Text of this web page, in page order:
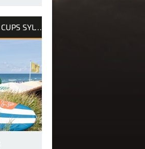
2026 CALIFORNIA SURF CUPS SYLT / INTERNATIONALE DEUTSCHE MEISTERSCHAFT